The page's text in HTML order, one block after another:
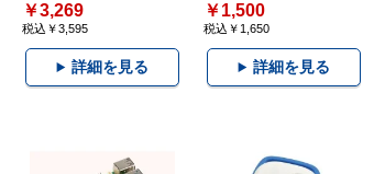
￥3,269
税込￥3,595
詳細を見る
￥1,500
税込￥1,650
詳細を見る